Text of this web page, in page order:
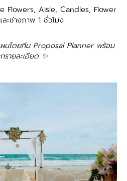
Flowers, Aisle, Candles, Flower
ะช่างภาพ 1 ชั่วโมง
ผนโดยทีม Proposal Planner พร้อม
รายละเอียด ✨